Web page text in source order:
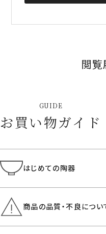
閲覧
GUIDE
お買い物ガイド
はじめての陶器
商品の品質・不良につい